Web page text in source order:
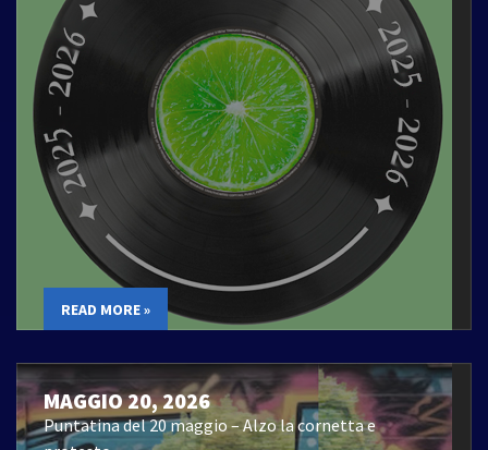
READ MORE »
MAGGIO 20, 2026
Puntatina del 20 maggio – Alzo la cornetta e